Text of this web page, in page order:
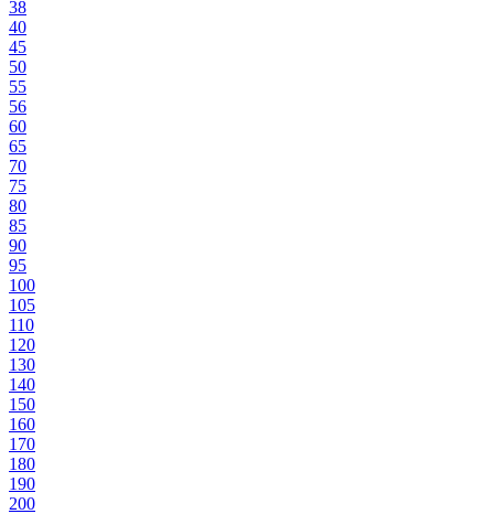
38
40
45
50
55
56
60
65
70
75
80
85
90
95
100
105
110
120
130
140
150
160
170
180
190
200